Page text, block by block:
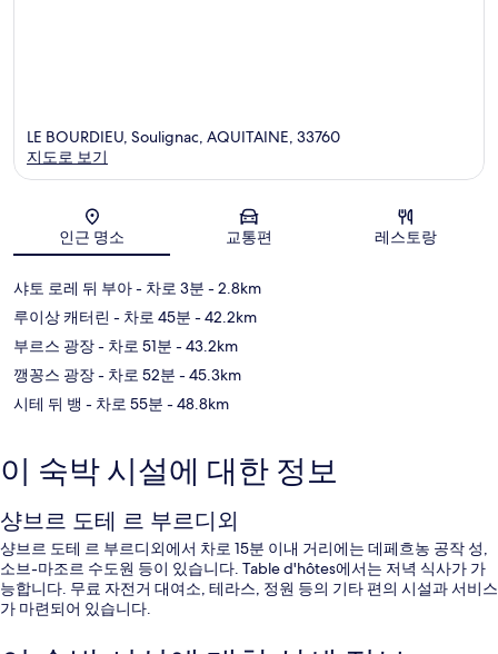
지도
LE BOURDIEU, Soulignac, AQUITAINE, 33760
지도로 보기
인근 명소 교통편 레스토랑
샤토 로레 뒤 부아- 차로 3분 - 2.8km
루이상 캐터린 - 차로 45분 - 42.2km
부르스 광장- 차로 51분 - 43.2km
깽꽁스 광장- 차로 52분 - 45.3km
시테 뒤 뱅 - 차로 55분 - 48.8km
이 숙박 시설에 대한 정보
샹브르 도테 르 부르디외
샹브르 도테 르 부르디외에서 차로 15분 이내 거리에는 데페흐농 공작 성,
소브-마조르 수도원 등이 있습니다. Table d'hôtes에서는 저녁 식사가 가
능합니다. 무료 자전거 대여소, 테라스, 정원 등의 기타 편의 시설과 서비스
가 마련되어 있습니다.